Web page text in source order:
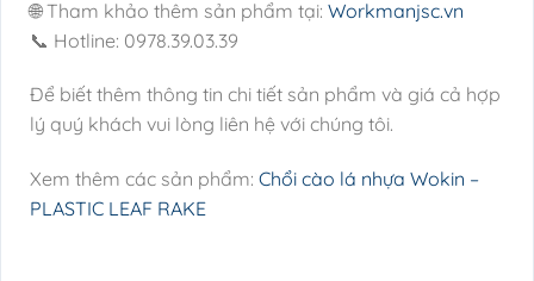
🌐 Tham khảo thêm sản phẩm tại: Workmanjsc.vn
📞 Hotline: 0978.39.03.39
Để biết thêm thông tin chi tiết sản phẩm và giá cả hợp
lý quý khách vui lòng liên hệ với chúng tôi.
Xem thêm các sản phẩm: Chổi cào lá nhựa Wokin –
PLASTIC LEAF RAKE